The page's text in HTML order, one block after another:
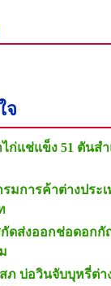
จ
ก่แช่แข็ง 51 ตันส
มการค้าต่างประ
ดส่งออกช่อดอกกั
ภ บ่อวินจับบุหรี่ต่